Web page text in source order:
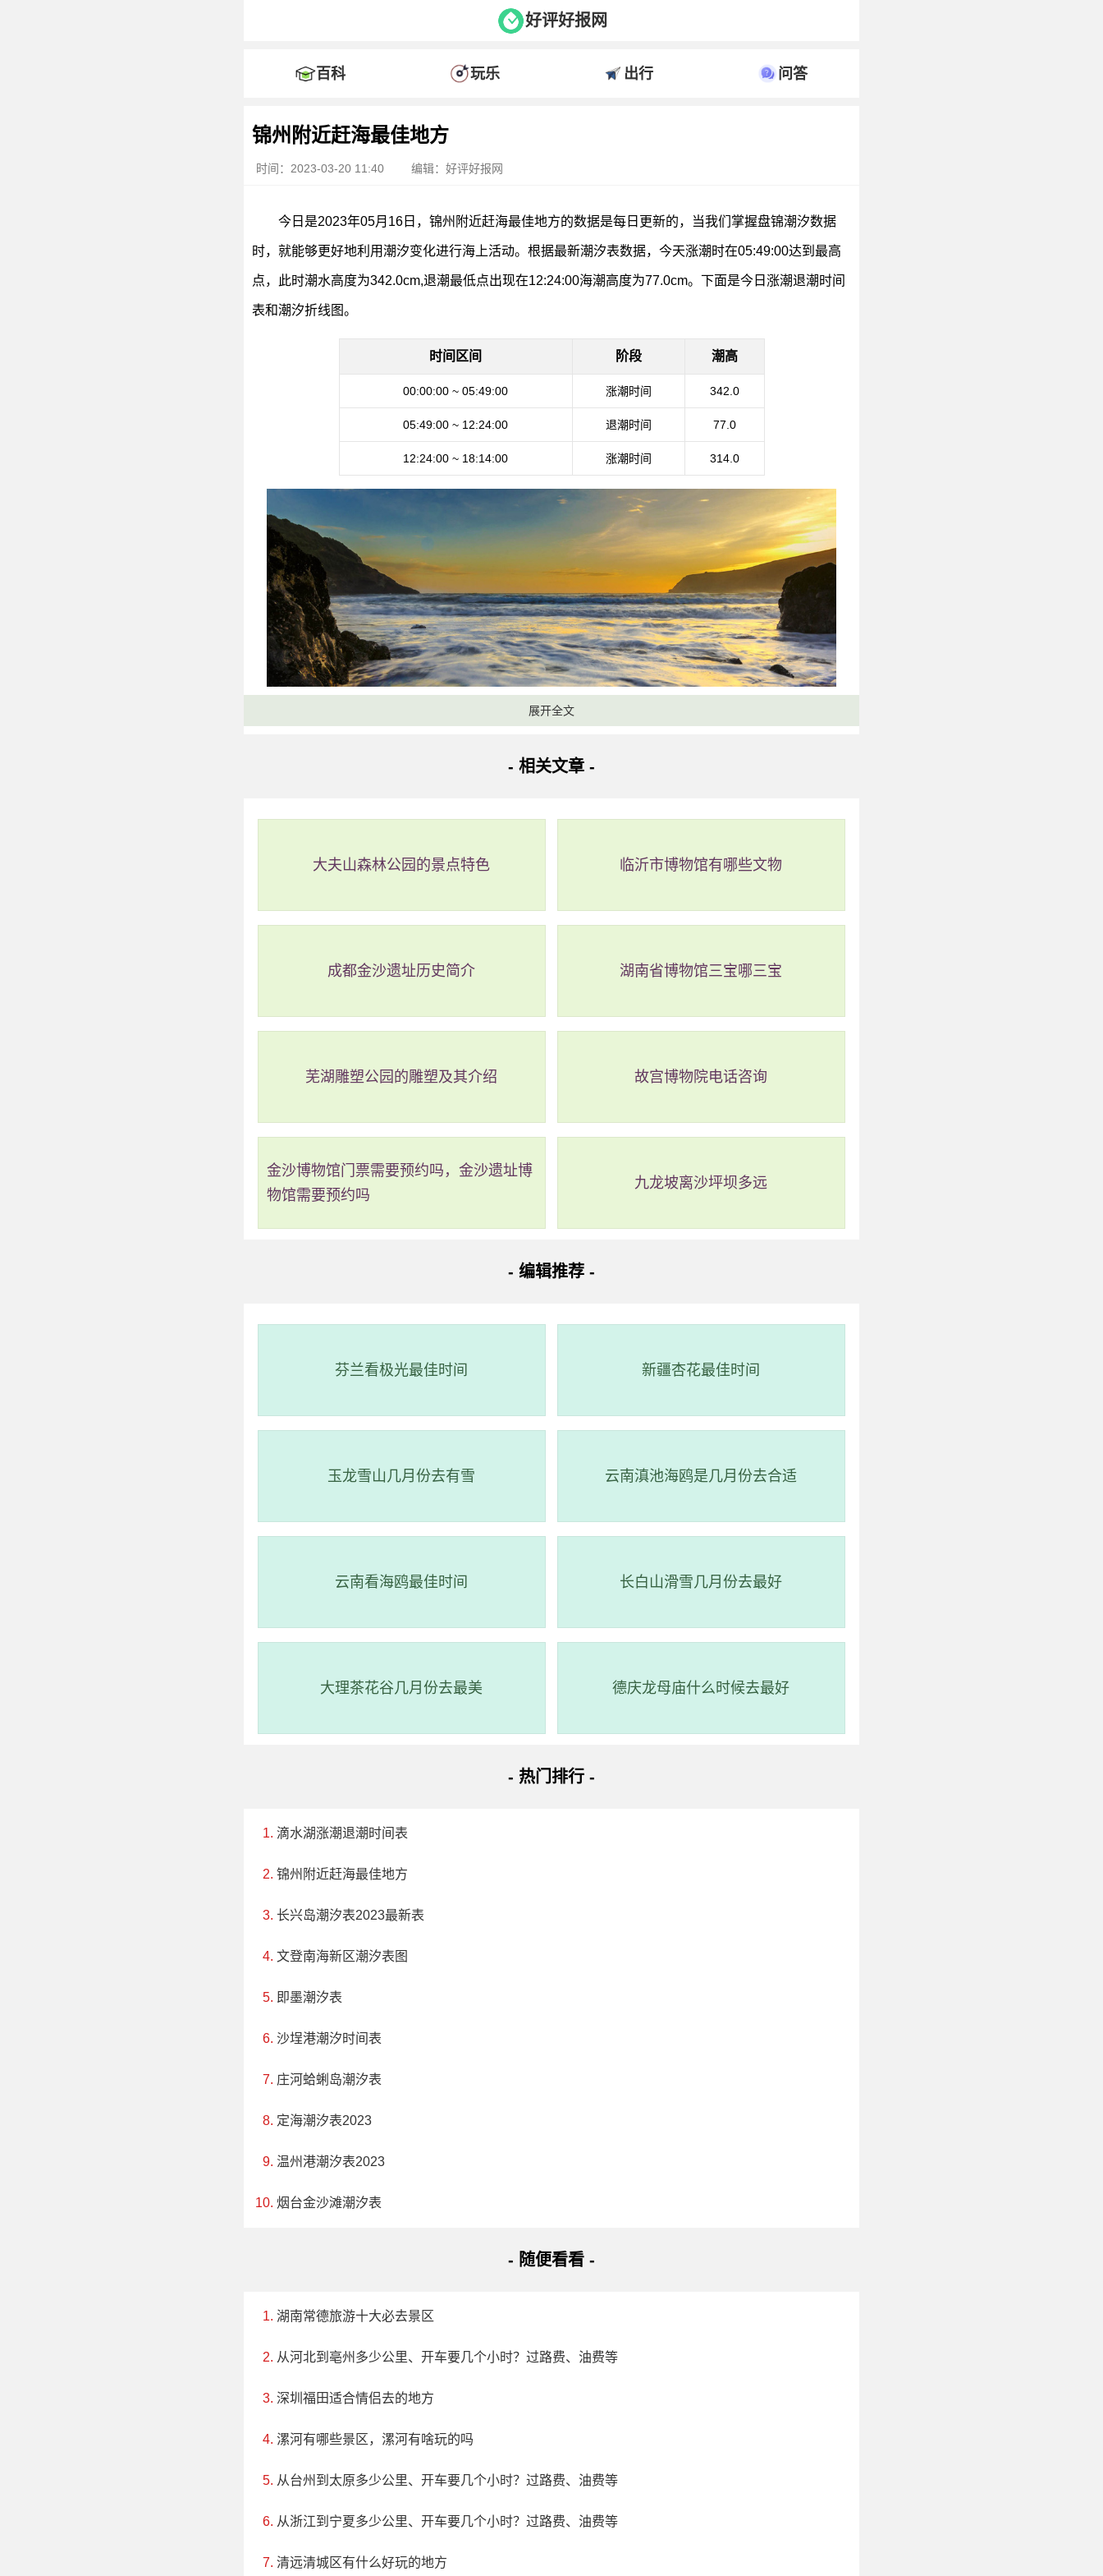
好评好报网
百科 玩乐 出行 问答
锦州附近赶海最佳地方
时间：2023-03-20 11:40 编辑：好评好报网
今日是2023年05月16日，锦州附近赶海最佳地方的数据是每日更新的，当我们掌握盘锦潮汐数据
时，就能够更好地利用潮汐变化进行海上活动。根据最新潮汐表数据，今天涨潮时在05:49:00达到最高
点，此时潮水高度为342.0cm,退潮最低点出现在12:24:00海潮高度为77.0cm。下面是今日涨潮退潮时间
表和潮汐折线图。
时间区间 阶段 潮高
00:00:00 ~ 05:49:00 涨潮时间 342.0
05:49:00 ~ 12:24:00 退潮时间 77.0
12:24:00 ~ 18:14:00 涨潮时间 314.0
2023-04-03 04:26:00 103.0
2023-03-28 23:23:00 05:13:00 69.0
展开全文
- 相关文章 -
大夫山森林公园的景点特色 临沂市博物馆有哪些文物
成都金沙遗址历史简介 湖南省博物馆三宝哪三宝
芜湖雕塑公园的雕塑及其介绍 故宫博物院电话咨询
金沙博物馆门票需要预约吗，金沙遗址博
物馆需要预约吗
九龙坡离沙坪坝多远
- 编辑推荐 -
芬兰看极光最佳时间 新疆杏花最佳时间
玉龙雪山几月份去有雪 云南滇池海鸥是几月份去合适
云南看海鸥最佳时间 长白山滑雪几月份去最好
大理茶花谷几月份去最美 德庆龙母庙什么时候去最好
- 热门排行 -
滴水湖涨潮退潮时间表
锦州附近赶海最佳地方
长兴岛潮汐表2023最新表
文登南海新区潮汐表图
即墨潮汐表
沙埕港潮汐时间表
庄河蛤蜊岛潮汐表
定海潮汐表2023
温州港潮汐表2023
烟台金沙滩潮汐表
- 随便看看 -
湖南常德旅游十大必去景区
从河北到亳州多少公里、开车要几个小时？过路费、油费等
深圳福田适合情侣去的地方
漯河有哪些景区，漯河有啥玩的吗
从台州到太原多少公里、开车要几个小时？过路费、油费等
从浙江到宁夏多少公里、开车要几个小时？过路费、油费等
清远清城区有什么好玩的地方